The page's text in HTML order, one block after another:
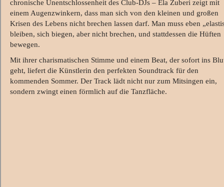
chronische Unentschlossenheit des Club-DJs – Ela Zuberi zeigt mit
einem Augenzwinkern, dass man sich von den kleinen und großen
Krisen des Lebens nicht brechen lassen darf. Man muss eben
bleiben, sich biegen, aber nicht brechen, und stattdessen die Hüften
bewegen.
Mit ihrer charismatischen Stimme und einem Beat, der sofort ins
geht, liefert die Künstlerin den perfekten Soundtrack für den
kommenden Sommer. Der Track lädt nicht nur zum Mitsingen ein,
sondern zwingt einen förmlich auf die Tanzfläche.